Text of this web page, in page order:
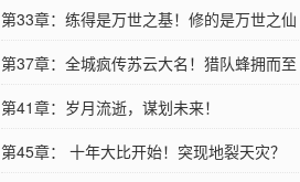
第33章：练得是万世之基！修的是万世之仙
第37章：全城疯传苏云大名！猎队蜂拥而至
第41章：岁月流逝，谋划未来！
第45章： 十年大比开始！突现地裂天灾？